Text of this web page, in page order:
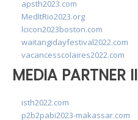
apsth2023.com
MedItRio2023.org
lcicon2023boston.com
waitangidayfestival2022.com
vacancesscolaires2022.com
MEDIA PARTNER II
isth2022.com
p2b2pabi2023-makassar.com